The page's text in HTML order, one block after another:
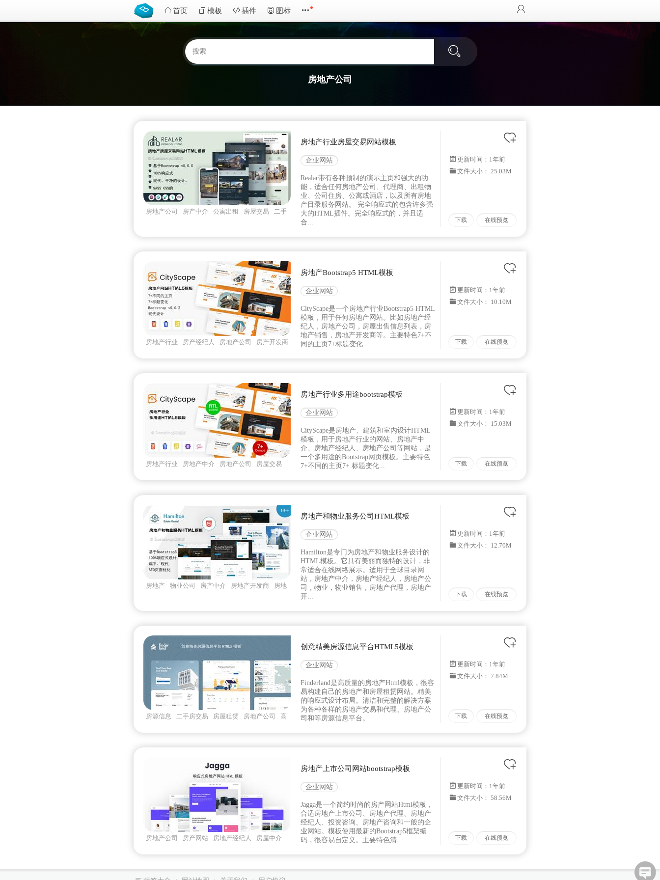
首页 模板 插件 图标
房地产公司
房地产公司 房产中介 公寓出租 房屋交易
二手
房地产行业房屋交易网站模板
企业网站
Realar带有各种预制的演示主页和强大的功
能，适合任何房地产公司、代理商、出租物
业、公司住房、公寓或酒店，以及所有房地
产目录服务网站。 完全响应式的包含许多强
大的HTML插件。完全响应式的，并且适
合...
更新时间： 1年前
文件大小： 25.03M
下载 在线预览
房地产行业 房产经纪人 房地产公司
房产开发商
房地产Bootstrap5 HTML模板
企业网站
CityScape是一个房地产行业Bootstrap5 HTML
模板，用于任何房地产网站。比如房地产经
纪人，房地产公司，房屋出售信息列表，房
地产销售，房地产开发商等。主要特色7+不
同的主页7+标题变化...
更新时间： 1年前
文件大小： 10.10M
下载 在线预览
房地产行业 房地产中介 房地产公司
房屋交易
房地产行业多用途bootstrap模板
企业网站
CityScape是房地产、建筑和室内设计HTML
模板，用于房地产行业的网站、房地产中
介、房地产经纪人、房地产公司等网站，是
一个多用途的Bootstrap网页模板。主要特色
7+不同的主页7+ 标题变化...
更新时间： 1年前
文件大小： 15.03M
下载 在线预览
房地产 物业公司 房产中介 房地产开发商
房地
房地产和物业服务公司HTML模板
企业网站
Hamilton是专门为房地产和物业服务设计的
HTML模板。它具有美丽而独特的设计，非
常适合在线网络展示。适用于全球目录网
站，房地产中介，房地产经纪人，房地产公
司，物业，物业销售，房地产代理，房地产
开...
更新时间： 1年前
文件大小： 12.70M
下载 在线预览
房源信息 二手房交易 房屋租赁 房地产公司
高
创意精美房源信息平台HTML5模板
企业网站
Finderland是高质量的房地产Html模板，很容
易构建自己的房地产和房屋租赁网站。精美
的响应式设计布局。清洁和完整的解决方案
为各种各样的房地产交易和代理、房地产公
司和等房源信息平台。
更新时间： 1年前
文件大小： 7.84M
下载 在线预览
房地产公司 房产网站 房地产经纪人
房屋中介
房地产上市公司网站bootstrap模板
企业网站
Jagga是一个简约时尚的房产网站Html模板，
合适房地产上市公司、房地产代理、房地产
经纪人、投资咨询、房地产咨询和一般的企
业网站。模板使用最新的Bootstrap5框架编
码，很容易自定义。主要特色清...
更新时间： 1年前
文件大小： 58.56M
下载 在线预览